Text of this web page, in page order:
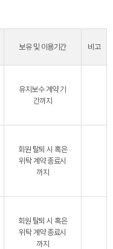
보유 및 이용기간 비고
유지보수 계약 기
간까지
회원 탈퇴 시 혹은
위탁 계약 종료시
까지
회원 탈퇴 시 혹은
위탁 계약 종료시
까지